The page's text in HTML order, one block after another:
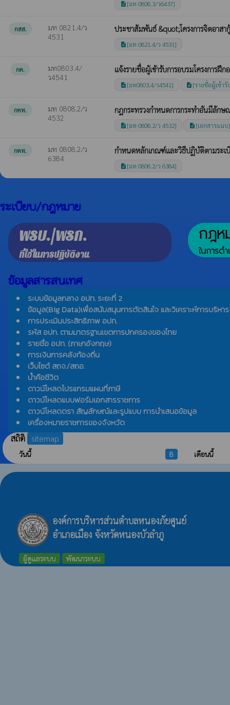
description [มท 0808.3/ว6437]
กสส.
มท 0821.4/ว
4531
ประชาสัมพันธ์ &quot;โครงการจิตอาส
description [มท 0821.4/ว 4531]
กค.
มท0803.4/
ว4541
แจ้งรายชื่อผู้เข้ารับการอบรมโครงการ
description [มท0803.4/ว4541] description [รายชื่อผู้เข้ารั
กคท.
มท 0808.2/ว
4532
กฎกระทรวงกำหนดการกระทำอันมีลักษ
description [มท 0808.2/ว 4532] description [เอกสารแนบ]
กคท.
มท 0808.2/ว
6384
กำหนดหลักเกณฑ์และวิธีปฏิบัติตามระเ
description [มท 0808.2/ว 6384]
ระเบียบ/กฎหมาย
พรบ./พรก.
ที่ใช้ในการปฏิบัติงาน
กฎห
ในการด
ข้อมูลสารสนเทศ
ระบบข้อมูลกลาง อปท. ระยะที่ 2
ข้อมูล(Big Data)เพื่อสนับสนุนการตัดสินใจ และวิเคราะห์การบริห
การประเมินประสิทธิภาพ อปท.
รหัส อปท. ตามมาตรฐานเขตการปกครองของไทย
รายชื่อ อปท. (ภาษาอังกฤษ)
การเงินการคลังท้องถิ่น
เว็บไซต์ สถจ./สถอ.
น้ำคือชีวิต
ดาวน์โหลดโปรแกรมแผนที่ภาษี
ดาวน์โหลดแบบฟอร์มเอกสารราชการ
ดาวน์โหลดตรา สัญลักษณ์และรูปแบบ การนำเสนอข้อมูล
เครื่องหมายราชการของจังหวัด
สถิติ sitemap
วันนี้ 8 เดือนนี้
องค์การบริหารส่วนตำบลหนองภัยศูนย์
อำเภอเมือง จังหวัดหนองบัวลำภู
ผู้ดูแลระบบ พัฒนาระบบ